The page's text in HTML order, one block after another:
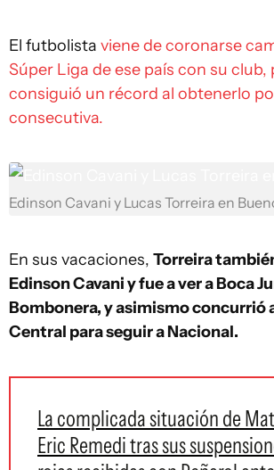
El futbolista viene de coronarse
Súper Liga de ese país con su club,
consiguió un récord al obtenerlo
consecutiva.
Edinson Cavani y Lucas Torreira en
En sus vacaciones, Torreira
Edinson Cavani y fue a ver a Boca
Bombonera, y asimismo concurrió
Central para seguir a Nacional.
La complicada situación de
Eric Remedi tras sus